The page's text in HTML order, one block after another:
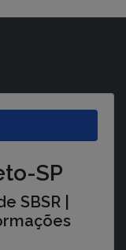
SP
SBSR |